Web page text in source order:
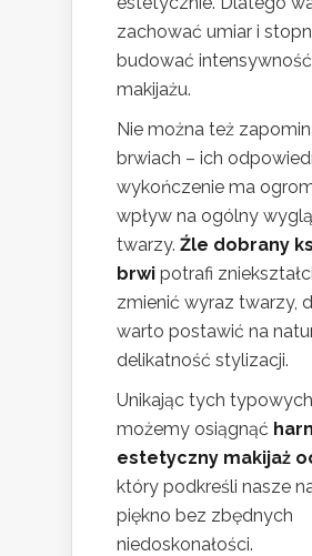
zachować umiar i
budować intensywność
makijażu.
Nie można też
brwiach – ich
wykończenie ma
wpływ na ogólny
twarzy. Źle dobrany
brwi potrafi
zmienić wyraz twarzy,
warto postawić na
delikatność stylizacji.
Unikając tych typowych
możemy osiągnąć
estetyczny makijaż
który podkreśli nasze
piękno bez zbędnych
niedoskonałości.